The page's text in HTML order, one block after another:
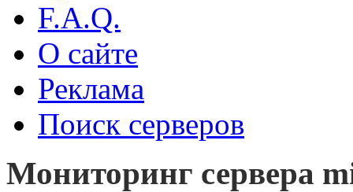
F.A.Q.
О сайте
Реклама
Поиск серверов
Мониторинг сервера